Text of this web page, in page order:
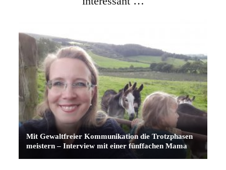
Mit Gewaltfreier Kommunikation die Trotzphasen
meistern – Interview mit einer fünffachen Mama